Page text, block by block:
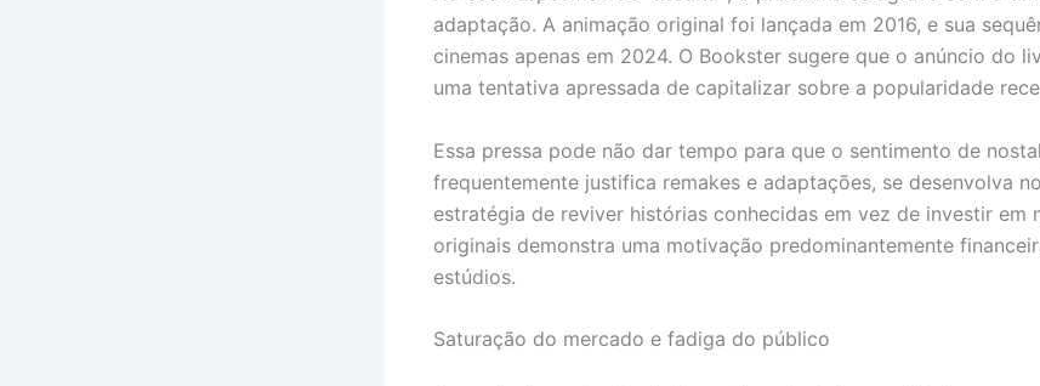
adaptação. A animação original foi lançada em 2016, e sua
cinemas apenas em 2024. O Bookster sugere que o anúncio do
uma tentativa apressada de capitalizar sobre a popularidade
Essa pressa pode não dar tempo para que o sentimento de
frequentemente justifica remakes e adaptações, se desenvolva
estratégia de reviver histórias conhecidas em vez de investir em
originais demonstra uma motivação predominantemente
estúdios.
Saturação do mercado e fadiga do público